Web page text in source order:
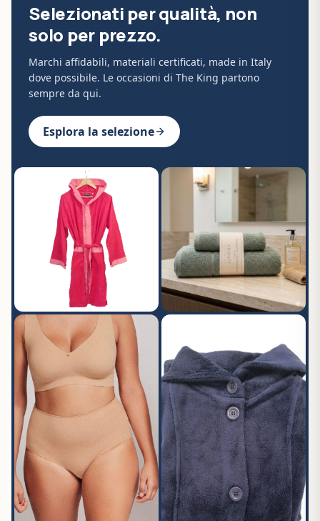
Selezionati per qualità, non
solo per prezzo.
Marchi affidabili, materiali certificati, made in Italy
dove possibile. Le occasioni di The King partono
sempre da qui.
Esplora la selezione